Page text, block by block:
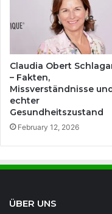
Claudia Obert
– Fakten,
Missverständnisse
echter
Gesundheitszustand
February 12, 2026
ÜBER UNS